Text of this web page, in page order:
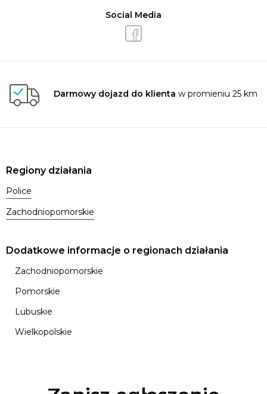
Social Media
Darmowy dojazd do klienta w promieniu 25 km
Regiony działania
Police
Zachodniopomorskie
Dodatkowe informacje o regionach działania
Zachodniopomorskie
Pomorskie
Lubuskie
Wielkopolskie